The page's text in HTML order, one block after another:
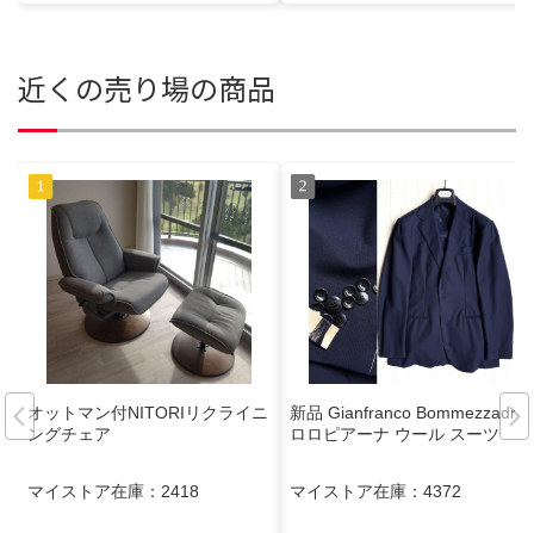
近くの売り場の商品
オットマン付NITORIリクライニ
ングチェア
マイストア在庫： 2418
新品 Gianfranco Bommezzadri
ロロピアーナ ウール スーツ
マイストア在庫： 4372